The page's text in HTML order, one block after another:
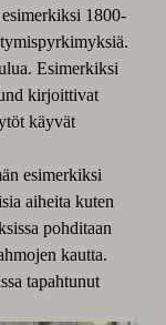
1800-
Esimerkiksi
kirjoittivat
käyvät
esimerkiksi
aiheita kuten
pohditaan
kautta.
tapahtunut